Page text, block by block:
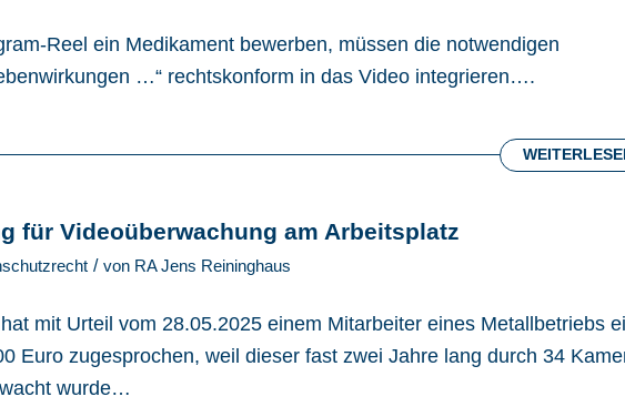
Reel ein Medikament bewerben, müssen die notwendigen
…“ rechtskonform in das Video integrieren….
für Videoüberwachung am Arbeitsplatz
/ von RA Jens Reininghaus
mit Urteil vom 28.05.2025 einem Mitarbeiter eines Metallbetriebs
Euro zugesprochen, weil dieser fast zwei Jahre lang durch 34
wurde…